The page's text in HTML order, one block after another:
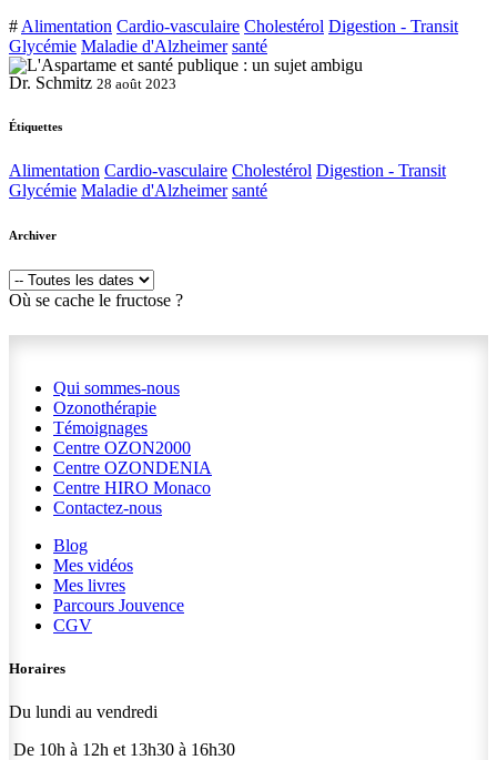
# Alimentation Cardio-vasculaire Cholestérol Digestion - Transit
Glycémie Maladie d'Alzheimer santé
Dr. Schmitz 28 août 2023
Étiquettes
Alimentation Cardio-vasculaire Cholestérol Digestion - Transit
Glycémie Maladie d'Alzheimer santé
Archiver
Où se cache le fructose ?
Qui sommes-nous
Ozonothérapie
Témoignages
Centre OZON2000
Centre OZONDENIA
Centre HIRO Monaco
Contactez-nous
Blog
Mes vidéos
Mes livres
Parcours Jouvence
CGV
Horaires
Du lundi au vendredi
De 10h à 12h et 13h30 à 16h30